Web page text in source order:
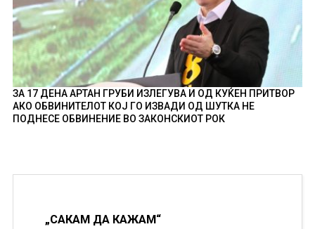
ЗА 17 ДЕНА АРТАН ГРУБИ ИЗЛЕГУВА И ОД КУЌЕН ПРИТВОР
АКО ОБВИНИТЕЛОТ КОЈ ГО ИЗВАДИ ОД ШУТКА НЕ
ПОДНЕСЕ ОБВИНЕНИЕ ВО ЗАКОНСКИОТ РОК
„САКАМ ДА КАЖАМ“